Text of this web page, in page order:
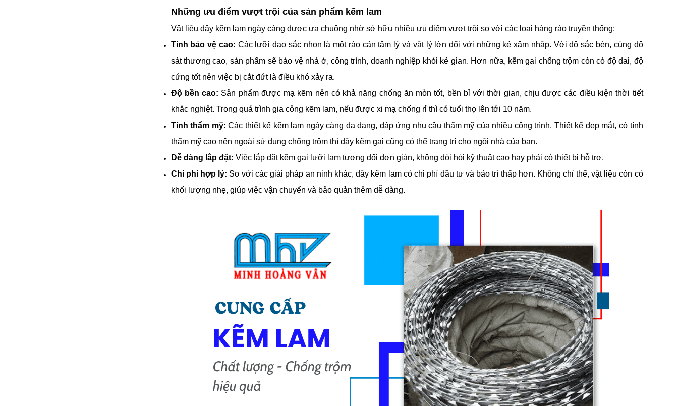
Những ưu điểm vượt trội của sản phẩm kẽm lam
Vật liệu dây kẽm lam ngày càng được ưa chuộng nhờ sở hữu nhiều ưu điểm vượt trội so với các loại hàng rào truyền thống:
Tính bảo vệ cao: Các lưỡi dao sắc nhọn là một rào cản tâm lý và vật lý lớn đối với những kẻ xâm nhập. Với độ sắc bén, cùng độ
sát thương cao, sản phẩm sẽ bảo vệ nhà ở, công trình, doanh nghiệp khỏi kẻ gian. Hơn nữa, kẽm gai chống trộm còn có độ dai, độ
cứng tốt nên việc bị cắt đứt là điều khó xảy ra.
Độ bền cao: Sản phẩm được mạ kẽm nên có khả năng chống ăn mòn tốt, bền bỉ với thời gian, chịu được các điều kiện thời tiết
khắc nghiệt. Trong quá trình gia công kẽm lam, nếu được xi mạ chống rỉ thì có tuổi thọ lên tới 10 năm.
Tính thẩm mỹ: Các thiết kế kẽm lam ngày càng đa dạng, đáp ứng nhu cầu thẩm mỹ của nhiều công trình. Thiết kế đẹp mắt, có tính
thẩm mỹ cao nên ngoài sử dụng chống trộm thì dây kẽm gai cũng có thể trang trí cho ngôi nhà của bạn.
Dễ dàng lắp đặt: Việc lắp đặt kẽm gai lưỡi lam tương đối đơn giản, không đòi hỏi kỹ thuật cao hay phải có thiết bị hỗ trợ.
Chi phí hợp lý: So với các giải pháp an ninh khác, dây kẽm lam có chi phí đầu tư và bảo trì thấp hơn. Không chỉ thế, vật liệu còn có
khối lượng nhẹ, giúp việc vận chuyển và bảo quản thêm dễ dàng.